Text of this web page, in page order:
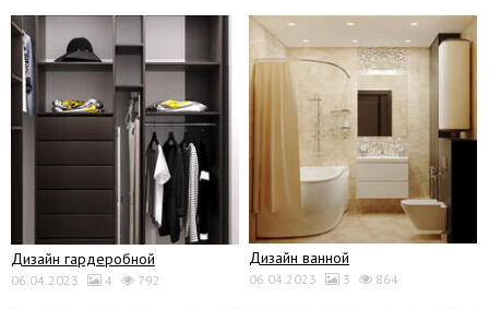
Дизайн гардеробной
06.04.2023 4 792
Дизайн ванной
06.04.2023 3 864